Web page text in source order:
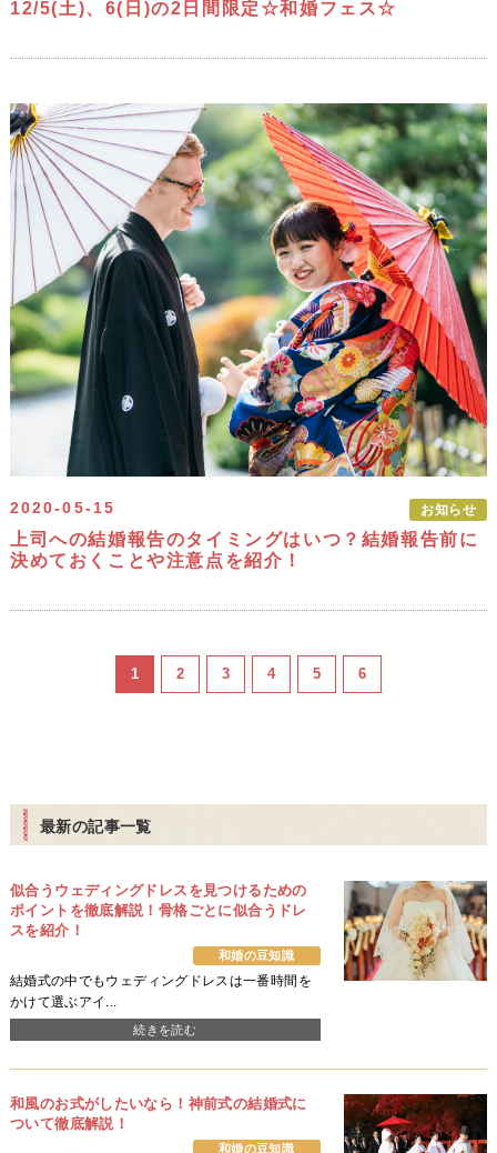
12/5(土)、6(日)の2日間限定☆和婚フェス☆
2020-05-15 お知らせ
上司への結婚報告のタイミングはいつ？結婚報告前に
決めておくことや注意点を紹介！
1 2 3 4 5 6
最新の記事一覧
似合うウェディングドレスを見つけるための
ポイントを徹底解説！骨格ごとに似合うドレ
スを紹介！
和婚の豆知識
結婚式の中でもウェディングドレスは一番時間を
かけて選ぶアイ...
続きを読む
和風のお式がしたいなら！神前式の結婚式に
ついて徹底解説！
和婚の豆知識